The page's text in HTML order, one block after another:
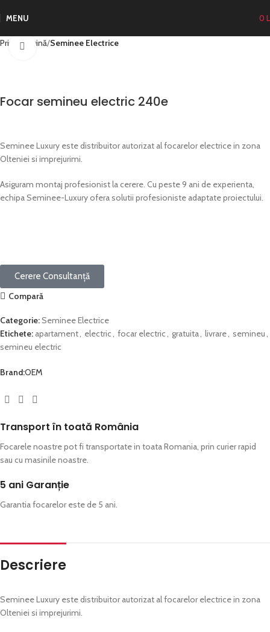
MENU 0
Prima pagină Seminee Electrice
Click to enlarge
Focar semineu electric 240e
Seminee Luxury este distribuitor autorizat al focarelor electrice in zona
Olteniei si imprejurimi.
Asiguram montaj profesionist la cerere. Cu peste 9 ani de experienta,
echipa Seminee-Luxury ofera solutii profesioniste adaptate proiectului.
Cerere Consultanță
Compară
Categorie:Seminee Electrice
Etichete: apartament, electric, focar electric, gratuita, livrare, semineu,
semineu electric
Brand:OEM
Transport în toată România​
Focarele noastre pot fi transportate in toata Romania, prin curier rapid
sau cu masinile noastre.
5 ani Garanție
Garantia focarelor este de 5 ani.
Descriere
Seminee Luxury este distribuitor autorizat al focarelor electrice in zona
Olteniei si imprejurimi.